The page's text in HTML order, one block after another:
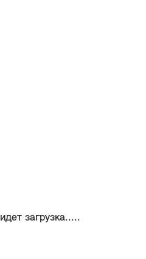
загрузка.....